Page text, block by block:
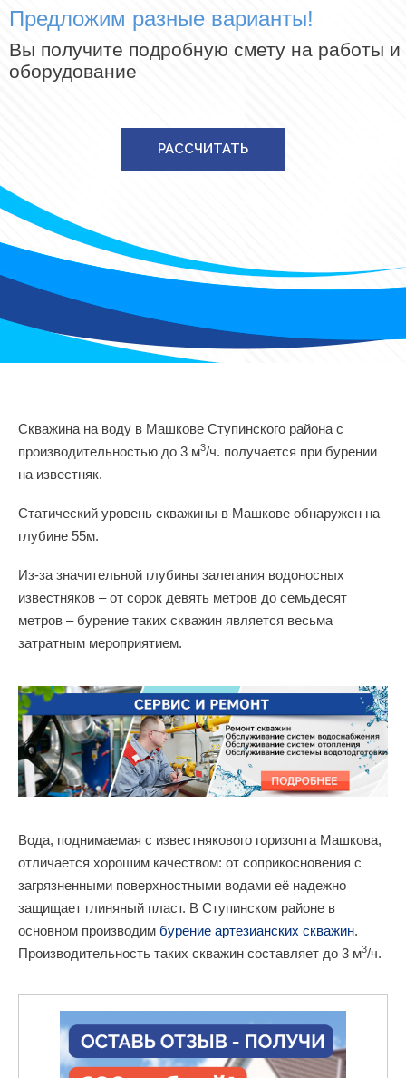
Предложим разные варианты!
Вы получите подробную смету на работы и
оборудование
РАССЧИТАТЬ
Скважина на воду в Машкове Ступинского района с
производительностью до 3 м3/ч. получается при бурении
на известняк.
Статический уровень скважины в Машкове обнаружен на
глубине 55м.
Из-за значительной глубины залегания водоносных
известняков – от сорок девять метров до семьдесят
метров – бурение таких скважин является весьма
затратным мероприятием.
Вода, поднимаемая с известнякового горизонта Машкова,
отличается хорошим качеством: от соприкосновения с
загрязненными поверхностными водами её надежно
защищает глиняный пласт. В Ступинском районе в
основном производим бурение артезианских скважин.
Производительность таких скважин составляет до 3 м3/ч.